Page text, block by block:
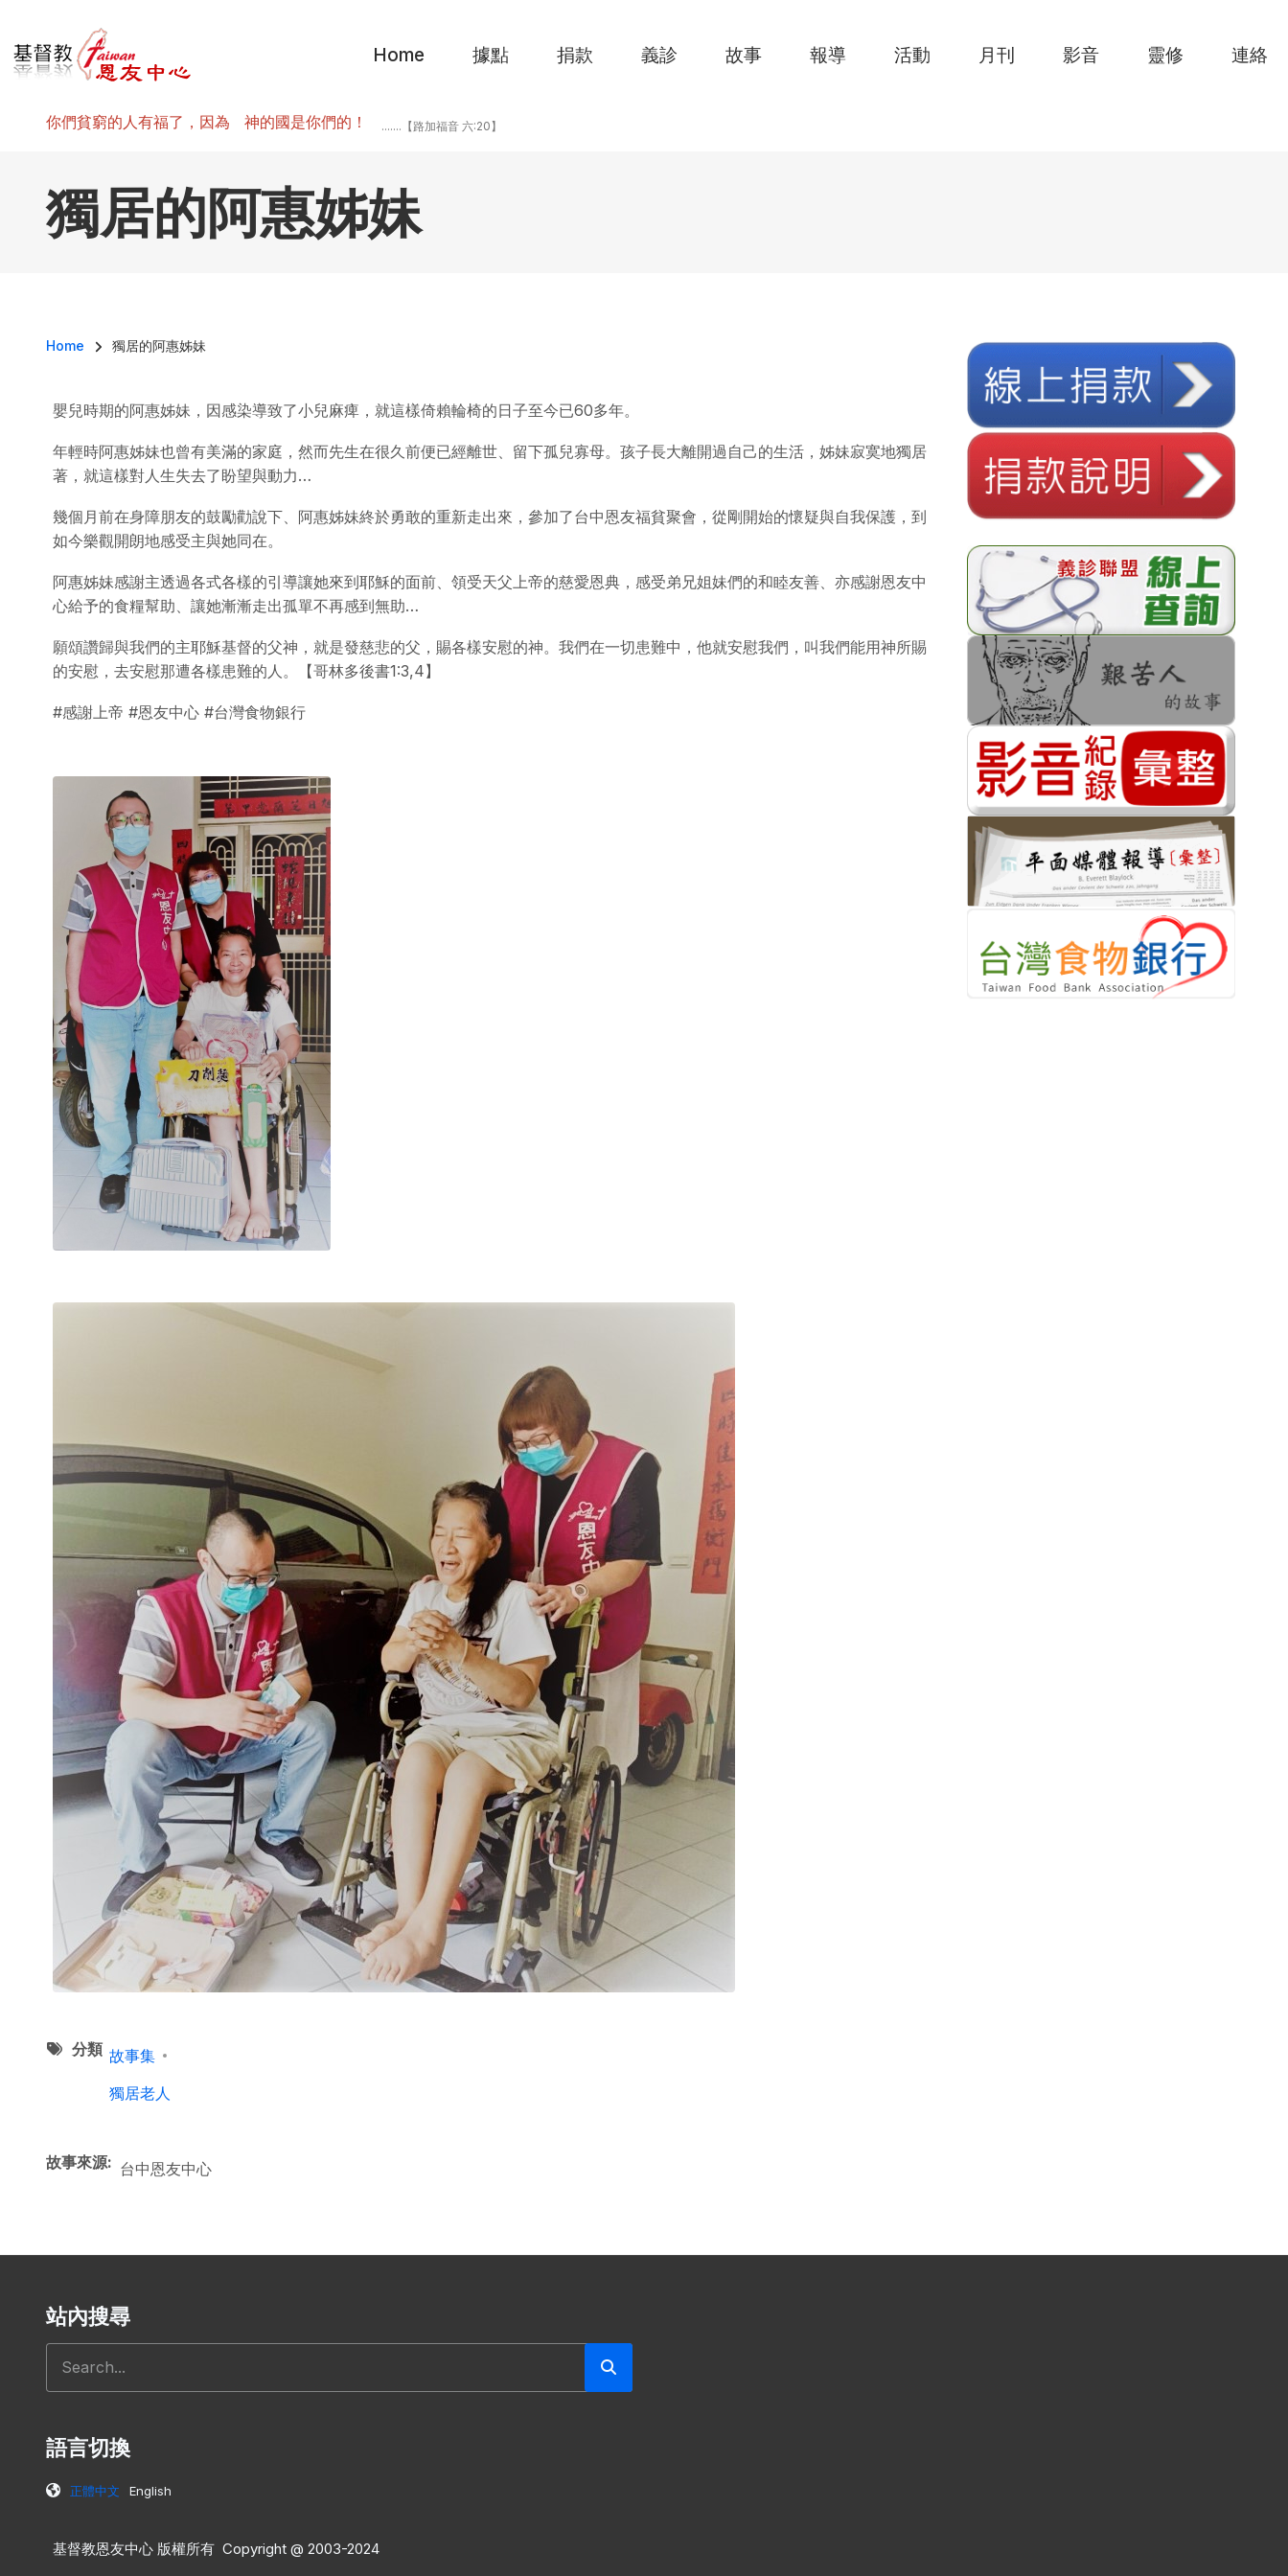
Home 據點 捐款 義診 故事 報導 活動 月刊 影音 靈修 連絡
你們貧窮的人有福了，因為 神的國是你們的！ .......【路加福音 六:20】
獨居的阿惠姊妹
導航連結
Home 獨居的阿惠姊妹
嬰兒時期的阿惠姊妹，因感染導致了小兒麻痺，就這樣倚賴輪椅的日子至今已60多年。
年輕時阿惠姊妹也曾有美滿的家庭，然而先生在很久前便已經離世、留下孤兒寡母。孩子長大離開過自己的生活，姊妹寂寞地獨居
著，就這樣對人生失去了盼望與動力…
幾個月前在身障朋友的鼓勵勸說下、阿惠姊妹終於勇敢的重新走出來，參加了台中恩友福貧聚會，從剛開始的懷疑與自我保護，到
如今樂觀開朗地感受主與她同在。
阿惠姊妹感謝主透過各式各樣的引導讓她來到耶穌的面前、領受天父上帝的慈愛恩典，感受弟兄姐妹們的和睦友善、亦感謝恩友中
心給予的食糧幫助、讓她漸漸走出孤單不再感到無助…
願頌讚歸與我們的主耶穌基督的父神，就是發慈悲的父，賜各樣安慰的神。我們在一切患難中，他就安慰我們，叫我們能用神所賜
的安慰，去安慰那遭各樣患難的人。【哥林多後書1:3,4】
#感謝上帝 #恩友中心 #台灣食物銀行
分類 故事集
獨居老人
故事來源 台中恩友中心
站內搜尋
語言切換
正體中文 English
基督教恩友中心 版權所有 Copyright @ 2003-2024